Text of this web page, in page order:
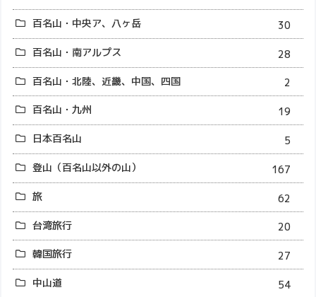
百名山・中央ア、八ヶ岳
30
百名山・南アルプス
28
百名山・北陸、近畿、中国、四国
2
百名山・九州
19
日本百名山
5
登山（百名山以外の山）
167
旅
62
台湾旅行
20
韓国旅行
27
中山道
54